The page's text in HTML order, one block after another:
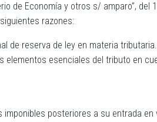
de Economía y otros s/ amparo”, del
razones:
de reserva de ley en materia tributaria.
elementos esenciales del tributo en
posteriores a su entrada en